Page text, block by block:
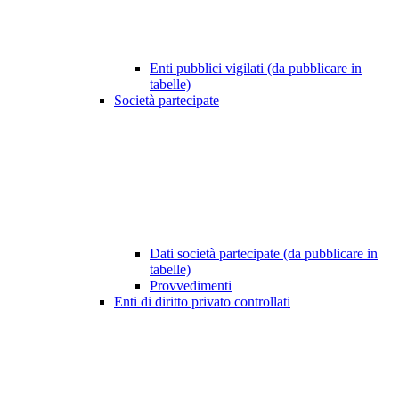
Enti pubblici vigilati (da pubblicare in
tabelle)
Società partecipate
Dati società partecipate (da pubblicare in
tabelle)
Provvedimenti
Enti di diritto privato controllati